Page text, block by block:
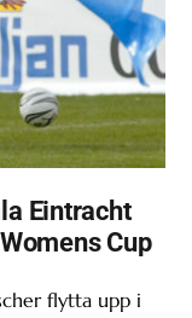
Eintracht
Cup
flytta upp i